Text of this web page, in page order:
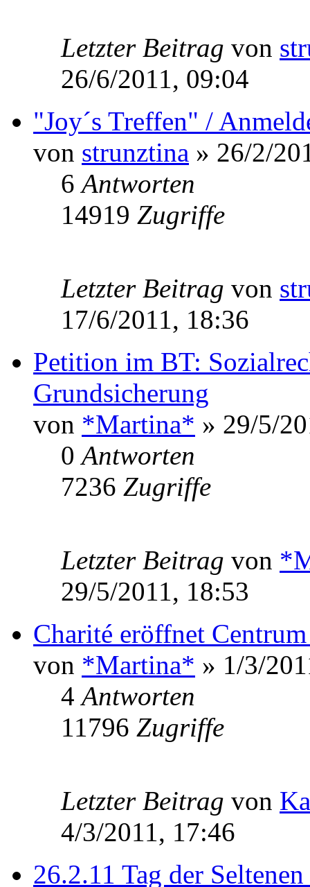
Letzter Beitrag von
26/6/2011, 09:04
"Joy´s Treffen" /
von strunztina » 26/2/
6Antworten
14919 Zugriffe
Letzter Beitrag von
17/6/2011, 18:36
Petition im BT:
Grundsicherung
von *Martina* » 29/5/
0Antworten
7236 Zugriffe
Letzter Beitrag von
29/5/2011, 18:53
Charité eröffnet
von *Martina* » 1/3/
4Antworten
11796 Zugriffe
Letzter Beitrag von
4/3/2011, 17:46
26.2.11 Tag der